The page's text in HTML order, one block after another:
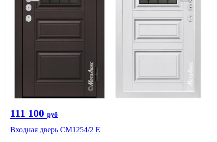
111 100 руб
Входная дверь СМ1254/2 E